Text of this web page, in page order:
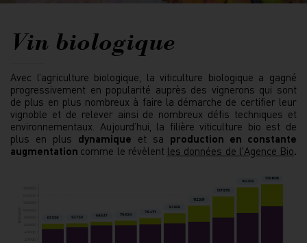
Vin biologique
Avec l’agriculture biologique, la viticulture biologique a gagné
progressivement en popularité auprès des vignerons qui sont
de plus en plus nombreux à faire la démarche de certifier leur
vignoble et de relever ainsi de nombreux défis techniques et
environnementaux. Aujourd’hui, la filière viticulture bio est de
plus en plus dynamique et sa production en constante
augmentation comme le révèlent les données de l'Agence Bio.